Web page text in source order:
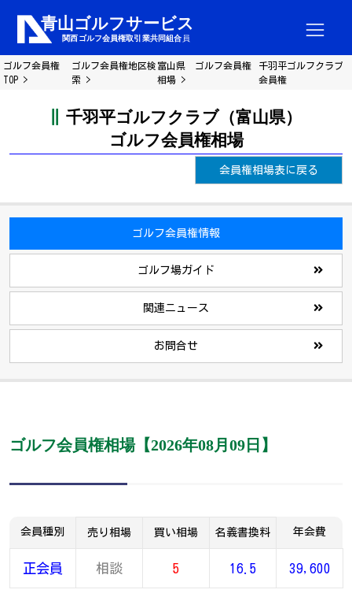
ゴルフ会員権
TOP
ゴルフ会員権地区検
索
富山県 ゴルフ会員権
相場
千羽平ゴルフクラブ
会員権
千羽平ゴルフクラブ（富山県）
ゴルフ会員権相場
会員権相場表に戻る
ゴルフ会員権情報
ゴルフ場ガイド
関連ニュース
お問合せ
ゴルフ会員権相場【2026年08月09日】
会員種別 売り相場 買い相場 名義書換料 年会費
正会員 相談 5 16.5 39,600